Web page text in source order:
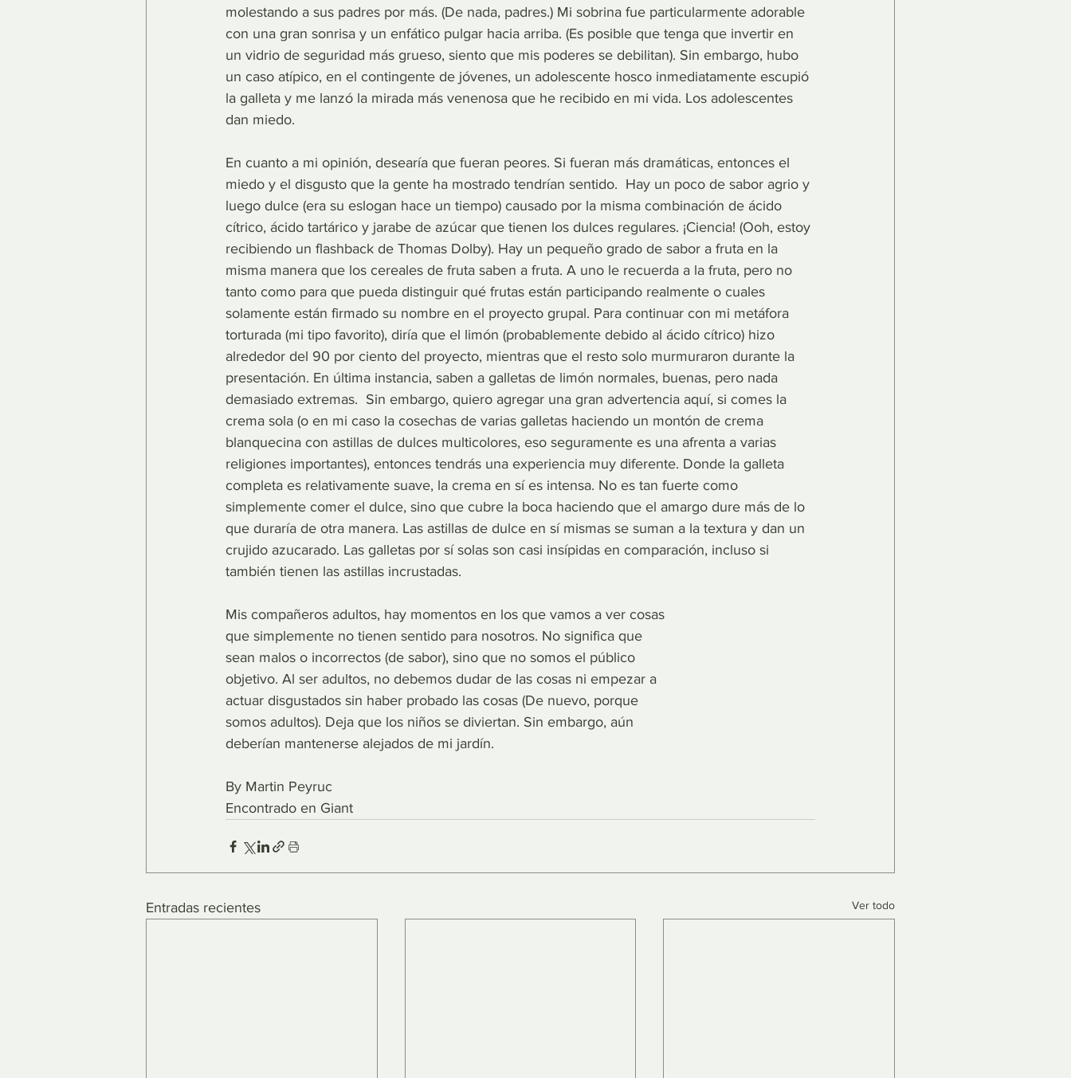
molestando a sus padres por más. (De nada, padres.) Mi sobrina fue particularmente adorable
con una gran sonrisa y un enfático pulgar hacia arriba. (Es posible que tenga que invertir en
un vidrio de seguridad más grueso, siento que mis poderes se debilitan). Sin embargo, hubo
un caso atípico, en el contingente de jóvenes, un adolescente hosco inmediatamente escupió
la galleta y me lanzó la mirada más venenosa que he recibido en mi vida. Los adolescentes
dan miedo.
En cuanto a mi opinión, desearía que fueran peores. Si fueran más dramáticas, entonces el
miedo y el disgusto que la gente ha mostrado tendrían sentido.  Hay un poco de sabor agrio y
luego dulce (era su eslogan hace un tiempo) causado por la misma combinación de ácido
cítrico, ácido tartárico y jarabe de azúcar que tienen los dulces regulares. ¡Ciencia! (Ooh, estoy
recibiendo un flashback de Thomas Dolby). Hay un pequeño grado de sabor a fruta en la
misma manera que los cereales de fruta saben a fruta. A uno le recuerda a la fruta, pero no
tanto como para que pueda distinguir qué frutas están participando realmente o cuales
solamente están firmado su nombre en el proyecto grupal. Para continuar con mi metáfora
torturada (mi tipo favorito), diría que el limón (probablemente debido al ácido cítrico) hizo
alrededor del 90 por ciento del proyecto, mientras que el resto solo murmuraron durante la
presentación. En última instancia, saben a galletas de limón normales, buenas, pero nada
demasiado extremas.  Sin embargo, quiero agregar una gran advertencia aquí, si comes la
crema sola (o en mi caso la cosechas de varias galletas haciendo un montón de crema
blanquecina con astillas de dulces multicolores, eso seguramente es una afrenta a varias
religiones importantes), entonces tendrás una experiencia muy diferente. Donde la galleta
completa es relativamente suave, la crema en sí es intensa. No es tan fuerte como
simplemente comer el dulce, sino que cubre la boca haciendo que el amargo dure más de lo
que duraría de otra manera. Las astillas de dulce en sí mismas se suman a la textura y dan un
crujido azucarado. Las galletas por sí solas son casi insípidas en comparación, incluso si
también tienen las astillas incrustadas.
Mis compañeros adultos, hay momentos en los que vamos a ver cosas
que simplemente no tienen sentido para nosotros. No significa que
sean malos o incorrectos (de sabor), sino que no somos el público
objetivo. Al ser adultos, no debemos dudar de las cosas ni empezar a
actuar disgustados sin haber probado las cosas (De nuevo, porque
somos adultos). Deja que los niños se diviertan. Sin embargo, aún
deberían mantenerse alejados de mi jardín.
By Martin Peyruc
Encontrado en Giant
Entradas recientes Ver todo